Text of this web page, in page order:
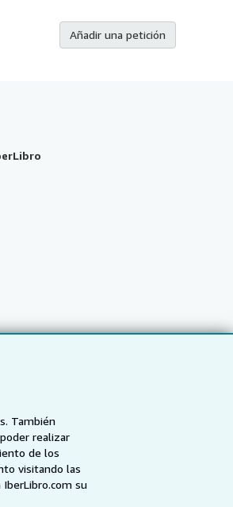
También
realizar
de los
visitando las
IberLibro.com su
Añadir una petición
ZVAB.com